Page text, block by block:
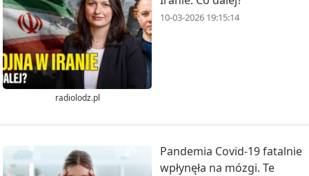
radiolodz.pl
10-03-2026 19:15:14
Pandemia Covid-19 fatalnie
wpłynęła na mózgi. Te